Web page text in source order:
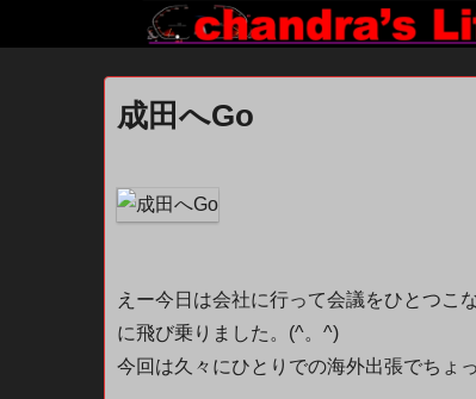
成田へGo
えー今日は会社に行って会議をひとつこ
に飛び乗りました。(^。^)
今回は久々にひとりでの海外出張でちょ